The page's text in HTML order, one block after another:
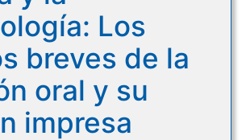
Los
breves de la
oral y su
impresa